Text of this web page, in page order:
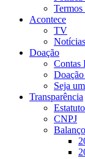
Acontece
TV
Notícias
Doação
Contas
Seja
Transparência
CNPJ